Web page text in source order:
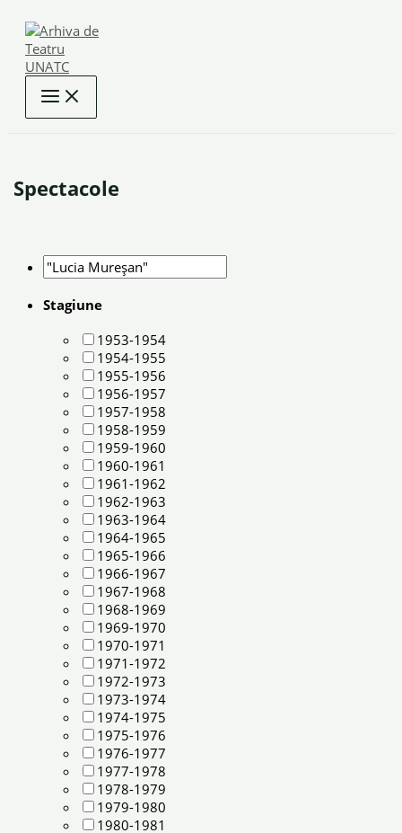
content
Spectacole
Stagiune
1953-1954
1954-1955
1955-1956
1956-1957
1957-1958
1958-1959
1959-1960
1960-1961
1961-1962
1962-1963
1963-1964
1964-1965
1965-1966
1966-1967
1967-1968
1968-1969
1969-1970
1970-1971
1971-1972
1972-1973
1973-1974
1974-1975
1975-1976
1976-1977
1977-1978
1978-1979
1979-1980
1980-1981